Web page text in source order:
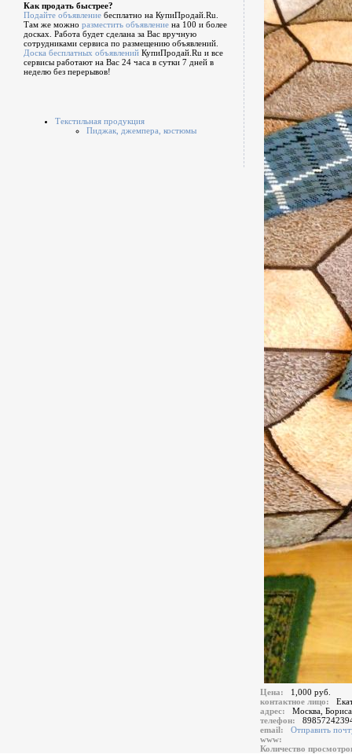
Как продать быстрее?
Подайте объявление бесплатно на КупиПродай.Ru.
Там же можно разместить объявление на 100 и более
досках. Работа будет сделана за Вас вручную
сотрудниками сервиса по размещению объявлений.
Доска бесплатных объявлений КупиПродай.Ru и все
сервисы работают на Вас 24 часа в сутки 7 дней в
неделю без перерывов!
Текстильная продукция
Пиджак, джемпера, костюмы
Цена:
1,000 руб.
контактное лицо:
адрес:
Москва,
телефон:
email:
Отправить
www:
Количество